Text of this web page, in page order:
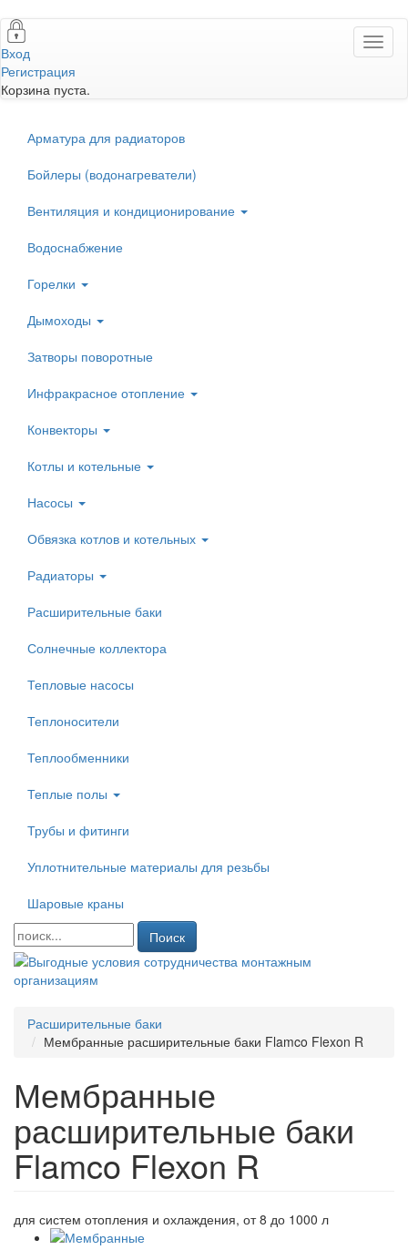
Перейти
к
основному
содержанию
Вход
Регистрация
Корзина пуста.
Арматура для радиаторов
Бойлеры (водонагреватели)
Вентиляция и кондиционирование
Водоснабжение
Горелки
Дымоходы
Затворы поворотные
Инфракрасное отопление
Конвекторы
Котлы и котельные
Насосы
Обвязка котлов и котельных
Радиаторы
Расширительные баки
Солнечные коллектора
Тепловые насосы
Теплоносители
Теплообменники
Теплые полы
Трубы и фитинги
Уплотнительные материалы для резьбы
Шаровые краны
Поиск
Расширительные баки
Мембранные расширительные баки Flamco Flexon R
Мембранные
расширительные баки
Flamco Flexon R
для систем отопления и охлаждения, от 8 до 1000 л